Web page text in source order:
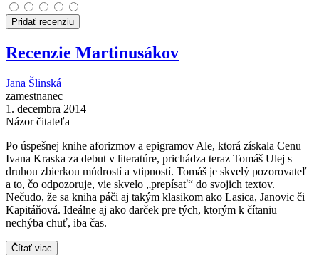
Pridať recenziu
Recenzie Martinusákov
Jana Šlinská
zamestnanec
1. decembra 2014
Názor čitateľa
Po úspešnej knihe aforizmov a epigramov Ale, ktorá získala Cenu
Ivana Kraska za debut v literatúre, prichádza teraz Tomáš Ulej s
druhou zbierkou múdrostí a vtipností. Tomáš je skvelý pozorovateľ
a to, čo odpozoruje, vie skvelo „prepísať“ do svojich textov.
Nečudo, že sa kniha páči aj takým klasikom ako Lasica, Janovic či
Kapitáňová. Ideálne aj ako darček pre tých, ktorým k čítaniu
nechýba chuť, iba čas.
Čítať viac